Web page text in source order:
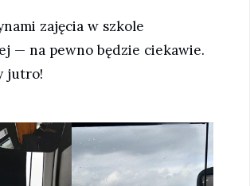
zajęcia w szkole
— na pewno będzie ciekawie.
jutro!